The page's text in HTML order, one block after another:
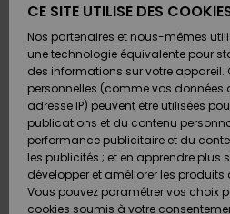
Chaussures
& Tongs
Surf
Snow
Chaussures
& Tongs
Surf
Snow
FEMME
A
Découvrir
Snow
SURF
Surf
Shop
Enfant
Highlights
SNOW
Snow
Shop
Enfant
Snow
Shop
Femme
A
OUTLET
Enfant
Outlet
Femme
Retours
Paiement
Carte
Cadeau
Quiksilver
CE SITE UTILISE DES
Nos partenaires et nous-mêmes
une technologie équivalente pour
des informations sur votre appareil.
personnelles (comme vos données
adresse IP) peuvent être utilisées
publications et du contenu
performance publicitaire et du
les publicités ; et en apprendre plus
développer et améliorer les produits
Vous pouvez paramétrer vos choix
cookies soumis à votre